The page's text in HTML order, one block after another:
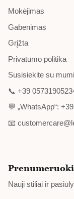
Mokėjimas
Gabenimas
Grįžta
Privatumo politika
Susisiekite su
📞 +39
💬 „WhatsApp“:
📧
Nauji stiliai ir